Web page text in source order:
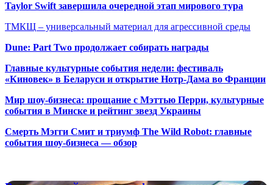
Taylor Swift завершила очередной этап мирового тура
ТМКЩ – универсальный материал для агрессивной среды
Dune: Part Two продолжает собирать награды
Главные культурные события недели: фестиваль
«Киновек» в Беларуси и открытие Нотр-Дама во Франции
Мир шоу-бизнеса: прощание с Мэттью Перри, культурные
события в Минске и рейтинг звезд Украины
Смерть Мэгги Смит и триумф The Wild Robot: главные
события шоу-бизнеса — обзор